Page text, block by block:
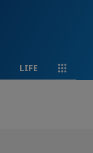
LIFE